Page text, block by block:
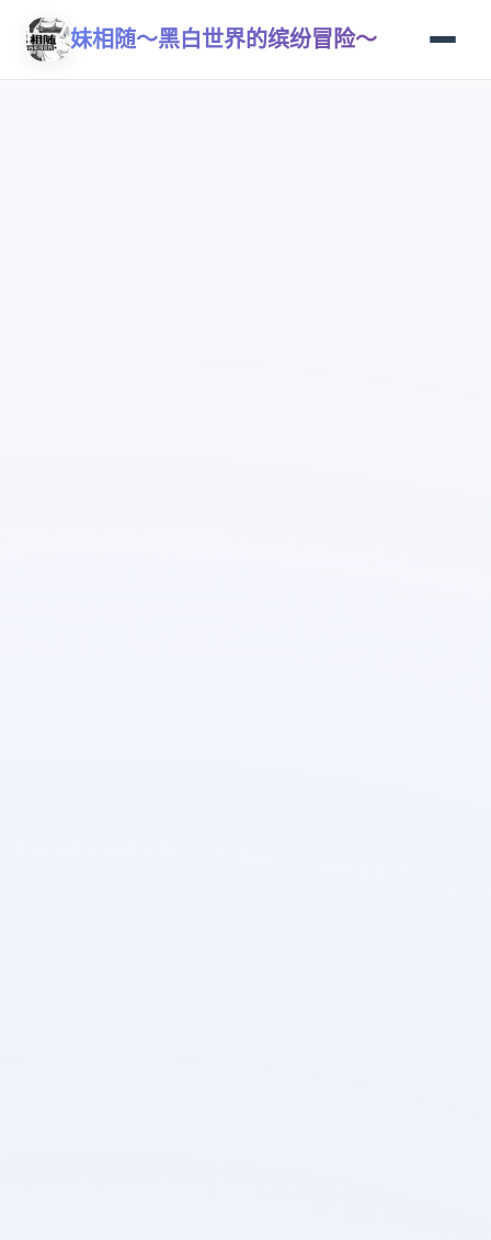
妹相随～黑白世界的缤纷冒险～